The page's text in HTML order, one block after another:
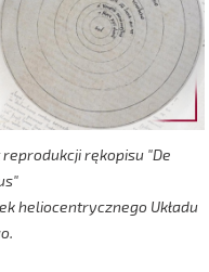
rękopisu "De
heliocentrycznego Układu